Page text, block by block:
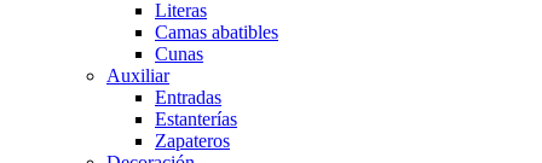
Literas
Camas abatibles
Cunas
Auxiliar
Entradas
Estanterías
Zapateros